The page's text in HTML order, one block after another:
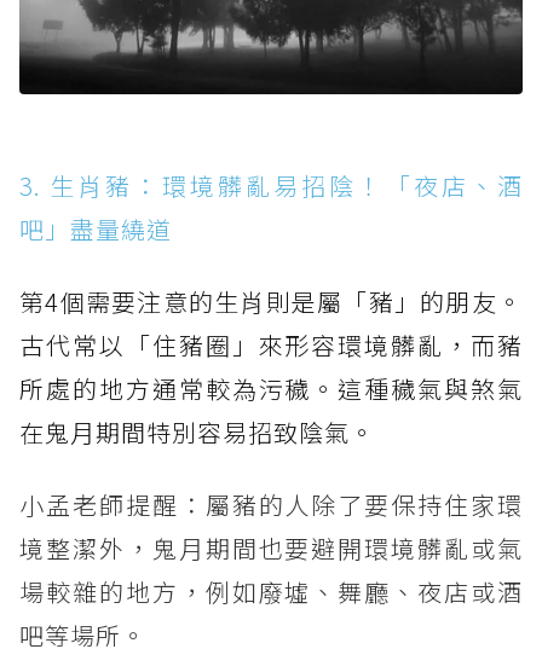
3. 生肖豬：環境髒亂易招陰！「夜店、酒
吧」盡量繞道
第4個需要注意的生肖則是屬「豬」的朋友。
古代常以「住豬圈」來形容環境髒亂，而豬
所處的地方通常較為污穢。這種穢氣與煞氣
在鬼月期間特別容易招致陰氣。
小孟老師提醒：屬豬的人除了要保持住家環
境整潔外，鬼月期間也要避開環境髒亂或氣
場較雜的地方，例如廢墟、舞廳、夜店或酒
吧等場所。